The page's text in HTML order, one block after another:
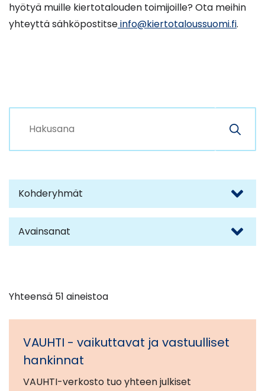
hyötyä muille kiertotalouden toimijoille? Ota meihin
yhteyttä sähköpostitseinfo@kiertotaloussuomi.fi.
Hae
Suodata
Kohderyhmät
Avainsanat
Yhteensä 51 aineistoa
VAUHTI - vaikuttavat ja vastuulliset
hankinnat
VAUHTI-verkosto tuo yhteen julkiset